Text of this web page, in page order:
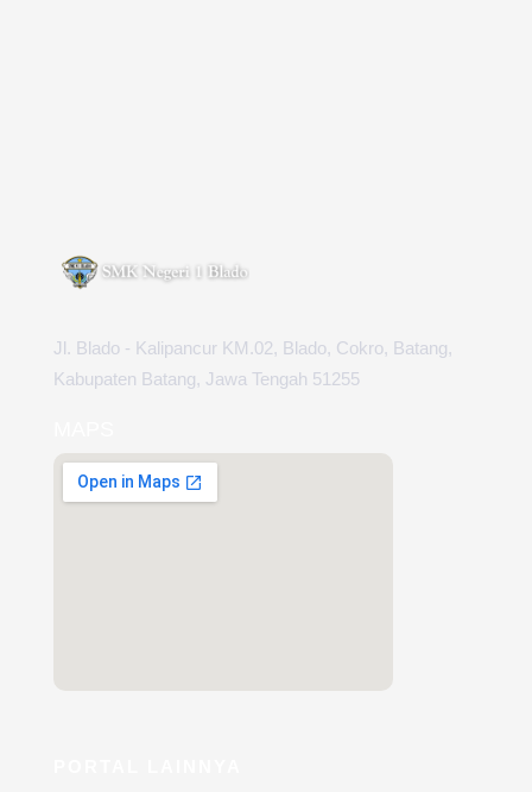
Jl. Blado - Kalipancur KM.02, Blado, Cokro, Batang,
Kabupaten Batang, Jawa Tengah 51255